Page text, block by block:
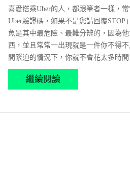
喜愛搭乘Uber的人，都跟筆者一樣，
Uber驗證碼，如果不是您請回覆STOP
魚是其中最危險、最難分辨的，因為
西，並且常常一出現就是一件你不得
間緊迫的情況下，你就不會花太多時間
繼續閱讀